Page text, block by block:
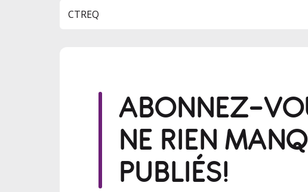
ABONNEZ-
NE RIEN
PUBLIÉS!